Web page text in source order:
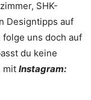
SHK-
Designtipps auf
uns doch auf
du keine
mit Instagram: